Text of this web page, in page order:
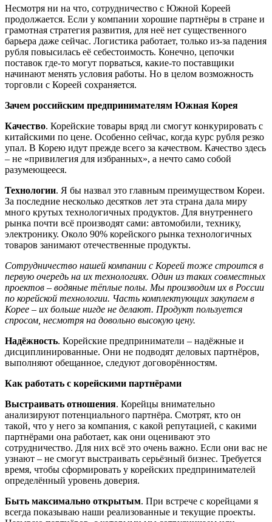
Несмотря ни на что, сотрудничество с Южной Кореей
продолжается. Если у компании хорошие партнёры в стране и
грамотная стратегия развития, для неё нет существенного
барьера даже сейчас. Логистика работает, только из-за падения
рубля повысилась её себестоимость. Конечно, цепочки
поставок где-то могут порваться, какие-то поставщики
начинают менять условия работы. Но в целом возможность
торговли с Кореей сохраняется.
Зачем российским предпринимателям Южная Корея
Качество. Корейские товары вряд ли смогут конкурировать с
китайскими по цене. Особенно сейчас, когда курс рубля резко
упал. В Корею идут прежде всего за качеством. Качество здесь
– не «привилегия для избранных», а нечто само собой
разумеющееся.
Технологии. Я бы назвал это главным преимуществом Кореи.
За последние несколько десятков лет эта страна дала миру
много крутых технологичных продуктов. Для внутреннего
рынка почти всё производят сами: автомобили, технику,
электронику. Около 90% корейского рынка технологичных
товаров занимают отечественные продукты.
Сотрудничество нашей компании с Кореей тоже строится в
первую очередь на их технологиях. Один из таких совместных
проектов – водяные тёплые полы. Мы производим их в России
по корейской технологии. Часть комплектующих закупаем в
Корее – их больше нигде не делают. Продукт пользуется
спросом, несмотря на довольно высокую цену.
Надёжность. Корейские предприниматели – надёжные и
дисциплинированные. Они не подводят деловых партнёров,
выполняют обещанное, следуют договорённостям.
Как работать с корейскими партнёрами
Выстраивать отношения. Корейцы внимательно
анализируют потенциального партнёра. Смотрят, кто он
такой, что у него за компания, с какой репутацией, с какими
партнёрами она работает, как они оценивают это
сотрудничество. Для них всё это очень важно. Если они вас не
узнают – не смогут выстраивать серьёзный бизнес. Требуется
время, чтобы сформировать у корейских предпринимателей
определённый уровень доверия.
Быть максимально открытым. При встрече с корейцами я
всегда показываю наши реализованные и текущие проекты.